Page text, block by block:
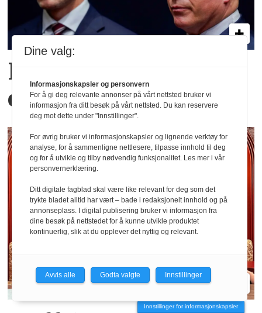
Hva er egentlig KI-
effekten i Oljefondet?
Innstillinger for informasjonskapsler
Dine valg:
Informasjonskapsler og personvern
For å gi deg relevante annonser på vårt nettsted bruker vi
informasjon fra ditt besøk på vårt nettsted. Du kan reservere
deg mot dette under "Innstillinger".
For øvrig bruker vi informasjonskapsler og lignende verktøy for
analyse, for å sammenligne nettlesere, tilpasse innhold til deg
og for å utvikle og tilby nødvendig funksjonalitet. Les mer i vår
personvernerklæring.
Ditt digitale fagblad skal være like relevant for deg som det
trykte bladet alltid har vært – bade i redaksjonelt innhold og på
annonseplass. I digital publisering bruker vi informasjon fra
dine besøk på nettstedet for å kunne utvikle produktet
kontinuerlig, slik at du opplever det nyttig og relevant.
Avvis alle Godta valgte Innstillinger